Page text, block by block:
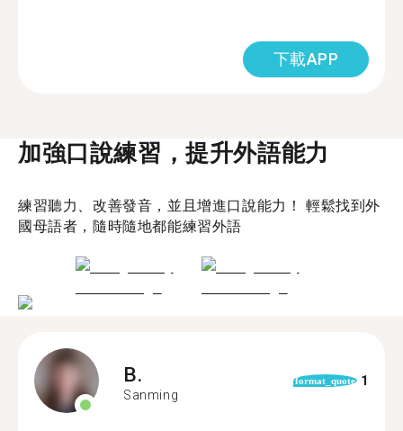
下載APP
加強口說練習，提升外語能力
練習聽力、改善發音，並且增進口說能力！ 輕鬆找到外
國母語者，隨時隨地都能練習外語
B.
Sanming
format_quote 1